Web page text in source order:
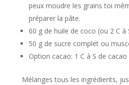
peux moudre les grains toi
préparer la pâte.
60 g de huile de coco (ou 2 C à
50 g de sucre complet ou
Option cacao: 1 C à S de
Mélanges tous les ingrédients,